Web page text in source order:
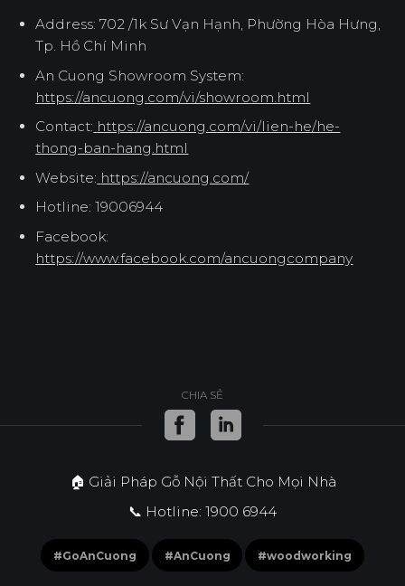
Address: 702 /1k Sư Vạn Hạnh, Phường Hòa Hưng,
Tp. Hồ Chí Minh
An Cuong Showroom System:
https://ancuong.com/vi/showroom.html
Contact: https://ancuong.com/vi/lien-he/he-
thong-ban-hang.html
Website: https://ancuong.com/
Hotline: 19006944
Facebook:
https://www.facebook.com/ancuongcompany
CHIA SẺ
🏠 Giải Pháp Gỗ Nội Thất Cho Mọi Nhà
📞 Hotline: 1900 6944
#GoAnCuong #AnCuong #woodworking